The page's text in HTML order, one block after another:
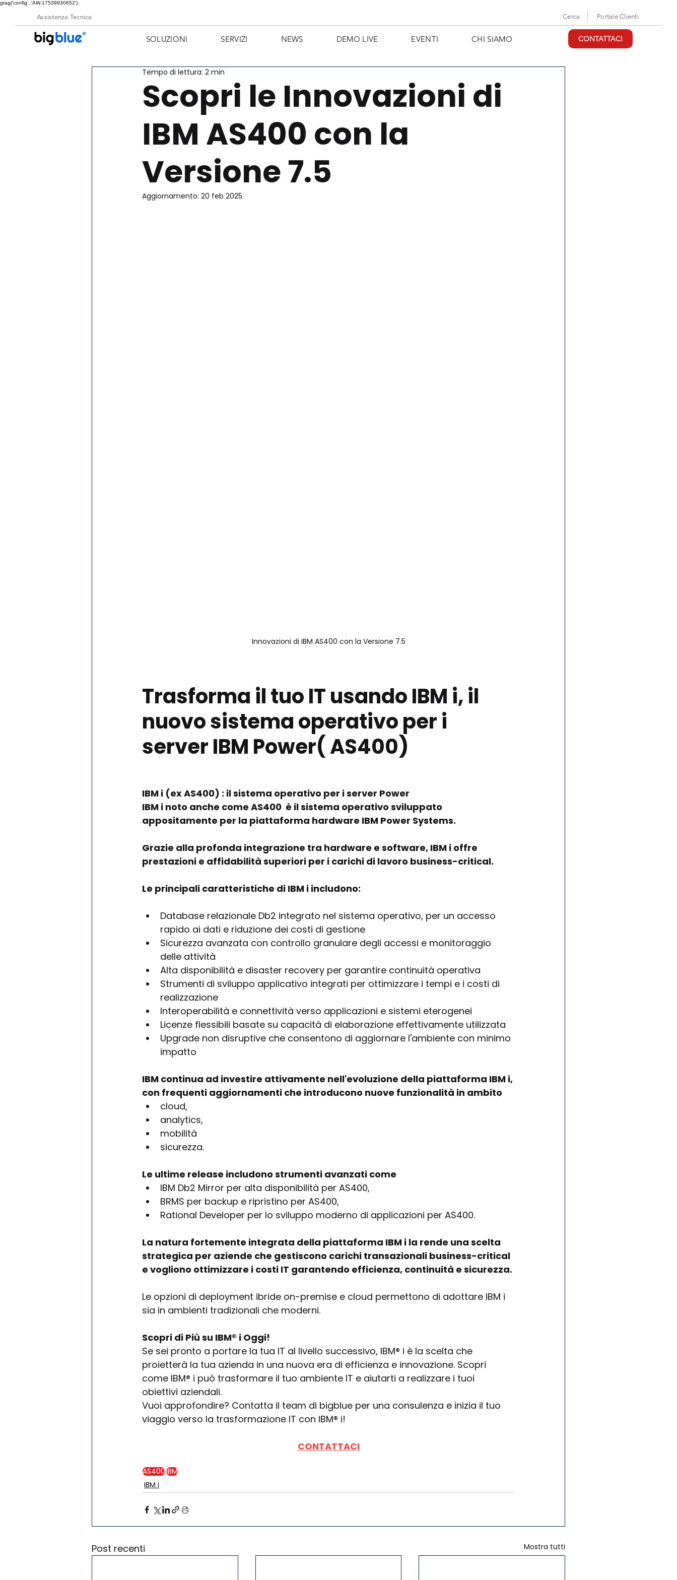
gtag('config', 'AW-17539930652');
Assistenza Tecnica Cerca Portale Clienti
SOLUZIONI SERVIZI NEWS DEMO LIVE EVENTI CHI SIAMO CONTATTACI
Scopri le Innovazioni di
IBM AS400 con la
Versione 7.5
Tempo di lettura: 2 min
Aggiornamento: 20 feb 2025
Innovazioni di IBM AS400 con la Versione 7.5
Trasforma il tuo IT usando IBM i, il
nuovo sistema operativo per i
server IBM Power( AS400)
IBM i (ex AS400) : il sistema operativo per i server Power
IBM i noto anche come AS400  è il sistema operativo sviluppato
appositamente per la piattaforma hardware IBM Power Systems.
Grazie alla profonda integrazione tra hardware e software, IBM i offre
prestazioni e affidabilità superiori per i carichi di lavoro business-critical.
Le principali caratteristiche di IBM i includono:
Database relazionale Db2 integrato nel sistema operativo, per un accesso
rapido ai dati e riduzione dei costi di gestione
Sicurezza avanzata con controllo granulare degli accessi e monitoraggio
delle attività
Alta disponibilità e disaster recovery per garantire continuità operativa
Strumenti di sviluppo applicativo integrati per ottimizzare i tempi e i costi di
realizzazione
Interoperabilità e connettività verso applicazioni e sistemi eterogenei
Licenze flessibili basate su capacità di elaborazione effettivamente utilizzata
Upgrade non disruptive che consentono di aggiornare l'ambiente con minimo
impatto
IBM continua ad investire attivamente nell'evoluzione della piattaforma IBM i,
con frequenti aggiornamenti che introducono nuove funzionalità in ambito
cloud,
analytics,
mobilità
sicurezza.
Le ultime release includono strumenti avanzati come
IBM Db2 Mirror per alta disponibilità per AS400,
BRMS per backup e ripristino per AS400,
Rational Developer per lo sviluppo moderno di applicazioni per AS400.
La natura fortemente integrata della piattaforma IBM i la rende una scelta
strategica per aziende che gestiscono carichi transazionali business-critical
e vogliono ottimizzare i costi IT garantendo efficienza, continuità e sicurezza.
Le opzioni di deployment ibride on-premise e cloud permettono di adottare IBM i
sia in ambienti tradizionali che moderni.
Scopri di Più su IBM® i Oggi!
Se sei pronto a portare la tua IT al livello successivo, IBM® i è la scelta che
proietterà la tua azienda in una nuova era di efficienza e innovazione. Scopri
come IBM® i può trasformare il tuo ambiente IT e aiutarti a realizzare i tuoi
obiettivi aziendali.
Vuoi approfondire? Contatta il team di bigblue per una consulenza e inizia il tuo
viaggio verso la trasformazione IT con IBM® i!
CONTATTACI
AS400IBM
IBM i
Post recenti Mostra tutti